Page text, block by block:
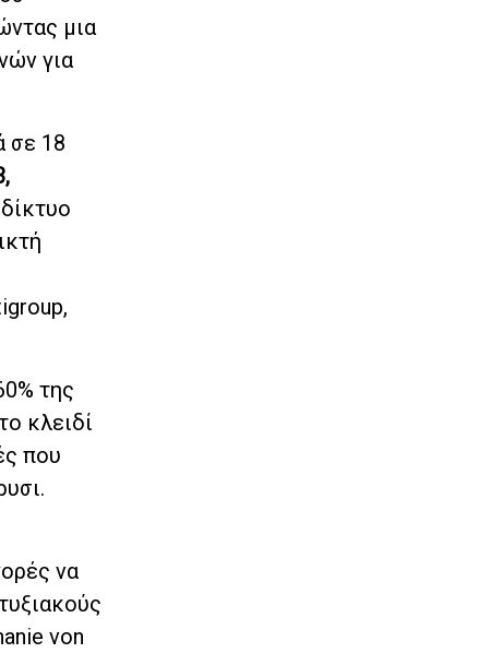
μια
για
σε 18
της
κλειδί
που
να
von